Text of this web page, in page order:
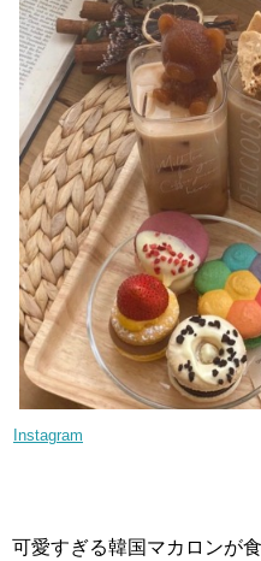
Instagram
可愛すぎる韓国マカロンが